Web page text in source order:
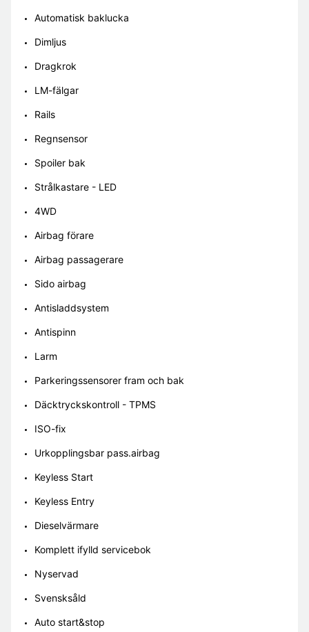
Automatisk baklucka
Dimljus
Dragkrok
LM-fälgar
Rails
Regnsensor
Spoiler bak
Strålkastare - LED
4WD
Airbag förare
Airbag passagerare
Sido airbag
Antisladdsystem
Antispinn
Larm
Parkeringssensorer fram och bak
Däcktryckskontroll - TPMS
ISO-fix
Urkopplingsbar pass.airbag
Keyless Start
Keyless Entry
Dieselvärmare
Komplett ifylld servicebok
Nyservad
Svensksåld
Auto start&stop